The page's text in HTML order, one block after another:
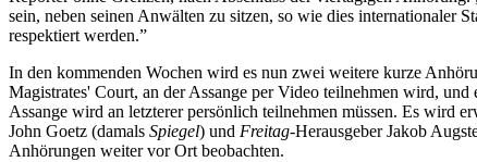
sein, neben seinen Anwälten zu sitzen, so wie dies internationaler
respektiert werden.”
In den kommenden Wochen wird es nun zwei weitere kurze
Magistrates' Court, an der Assange per Video teilnehmen wird,
Assange wird an letzterer persönlich teilnehmen müssen. Es wird
John Goetz (damals Spiegel) und Freitag-Herausgeber Jakob
Anhörungen weiter vor Ort beobachten.